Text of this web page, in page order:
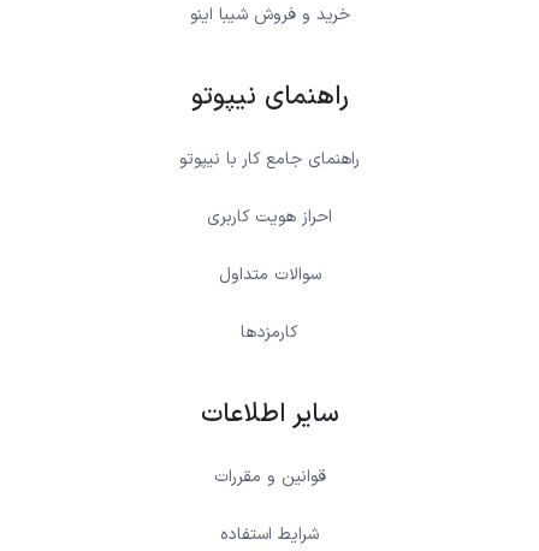
خرید و فروش شیبا اینو
راهنمای نیپوتو
راهنمای جامع کار با نیپوتو
احراز هویت کاربری
سوالات متداول
کارمزدها
سایر اطلاعات
قوانین و مقررات
شرایط استفاده